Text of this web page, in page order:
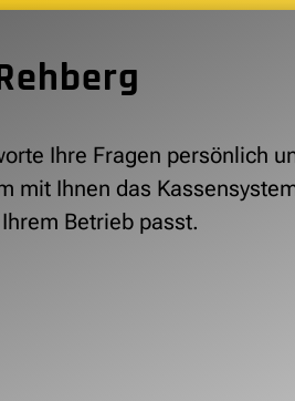
Ihre Fragen persönlich
mit Ihnen das
Betrieb passt.